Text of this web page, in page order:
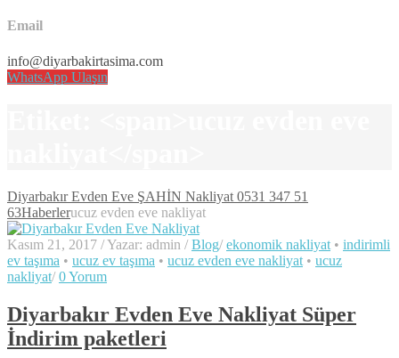
Email
info@diyarbakirtasima.com
WhatsApp Ulaşın
Diyarbakır Evden Eve ŞAHİN Nakliyat 0531 347 51
63Haberlerucuz evden eve nakliyat
Kasım 21, 2017 /Yazar: admin / Blog/ ekonomik nakliyat• indirimli
ev taşıma • ucuz ev taşıma • ucuz evden eve nakliyat• ucuz
nakliyat/ 0 Yorum
Diyarbakır Evden Eve Nakliyat Süper
İndirim paketleri